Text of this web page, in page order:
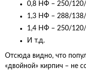
0,8 НФ – 250/
1,3 НФ – 288/
1,4 НФ – 250/
И т.д.
Отсюда видно, что
«двойной» кирпич – не